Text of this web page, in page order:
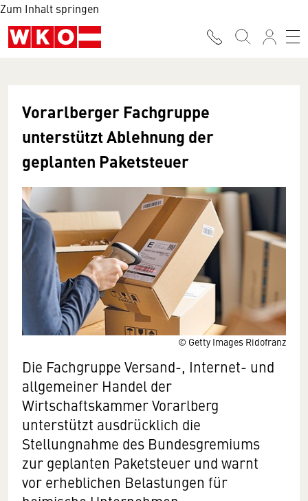
Zum Inhalt springen
© Getty Images Ridofranz
Vorarlberger Fachgruppe
unterstützt Ablehnung der
geplanten Paketsteuer
Die Fachgruppe Versand-, Internet- und
allgemeiner Handel der
Wirtschaftskammer Vorarlberg
unterstützt ausdrücklich die
Stellungnahme des Bundesgremiums
zur geplanten Paketsteuer und warnt
vor erheblichen Belastungen für